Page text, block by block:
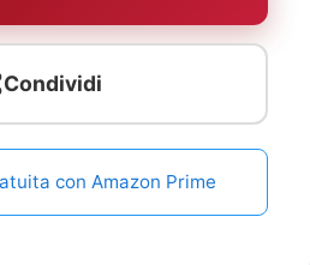
Condividi
con Amazon Prime